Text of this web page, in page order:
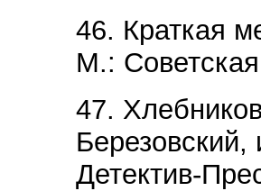
46. Краткая
М.:
47.
Детектив-